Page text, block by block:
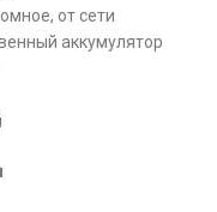
от сети
аккумулятор